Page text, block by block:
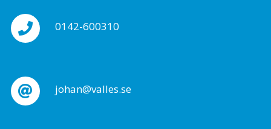
0142-600310
johan@valles.se